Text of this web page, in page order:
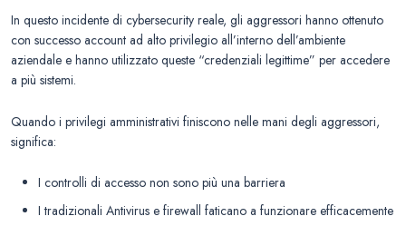
In questo incidente di cybersecurity reale, gli aggressori hanno ottenuto
con successo account ad alto privilegio all’interno dell’ambiente
aziendale e hanno utilizzato queste “credenziali legittime” per accedere
a più sistemi.
Quando i privilegi amministrativi finiscono nelle mani degli aggressori,
significa:
I controlli di accesso non sono più una barriera
I tradizionali Antivirus e firewall faticano a funzionare efficacemente